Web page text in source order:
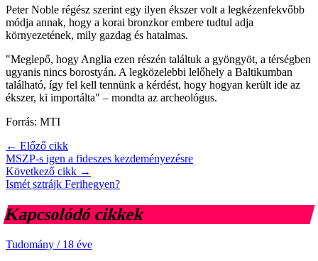
Peter Noble régész szerint egy ilyen ékszer volt a legkézenfekvőbb
módja annak, hogy a korai bronzkor embere tudtul adja
környezetének, mily gazdag és hatalmas.
"Meglepő, hogy Anglia ezen részén találtuk a gyöngyöt, a térségben
ugyanis nincs borostyán. A legközelebbi lelőhely a Baltikumban
található, így fel kell tennünk a kérdést, hogy hogyan került ide az
ékszer, ki importálta" – mondta az archeológus.
Forrás: MTI
← Előző cikk
MSZP-s igen a fideszes kezdeményezésre
Következő cikk →
Ismét sztrájk Ferihegyen?
Kapcsolódó cikkek
Tudomány / 18 éve